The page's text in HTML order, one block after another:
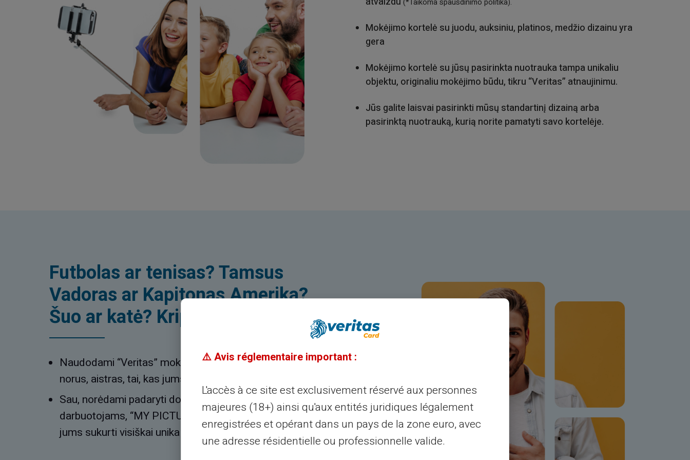
(*Taikoma spausdinimo politika).
Mokėjimo kortelė su juodu, auksiniu, platinos, medžio dizainu yra
gera
Mokėjimo kortelė su jūsų pasirinkta nuotrauka tampa unikaliu
objektu, originaliu mokėjimo būdu, tikru “Veritas” atnaujinimu.
Jūs galite laisvai pasirinkti mūsų standartinį dizainą arba
pasirinktą nuotrauką, kurią norite pamatyti savo kortelėje.
Futbolas ar tenisas? Tamsus
Vadoras ar Kapitonas Amerika?
Šuo ar katė? Kriptografija ar NFT?
Naudodami “Veritas” mokėjimo kortelėje parodykite savo
norus, aistras, tai, kas jums patinka, ką esate gerbėjas.
Sau, norėdami padaryti dovaną mylimam žmogui, savo
darbuotojams, “MY PICTURE” parinktis “Veritas” leidžia
jums sukurti visiškai unikalaus dizaino mokėjimo kortelę.
⚠️ Avis réglementaire important :
L'accès à ce site est exclusivement réservé aux personnes
majeures (18+) ainsi qu'aux entités juridiques légalement
enregistrées et opérant dans un pays de la zone euro, avec
une adresse résidentielle ou professionnelle valide.